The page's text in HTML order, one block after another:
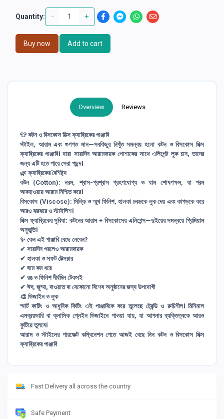
Quantity: - +
Buy now Add to cart
Overview Reviews
👕 কটন ও বিসকোস মিক্স ফ্যাব্রিকের পাঞ্জাবি
স্টাইল, আরাম এবং গুণগত মান—সবকিছুর নিখুঁত সমন্বয় হলো কটন ও বিসকোস মিক্স
ফ্যাব্রিকের পাঞ্জাবি। যারা সারাদিন আরামদায়ক পোশাকের সাথে এলিগেন্ট লুক চান, তাদের
জন্য এটি হতে পারে সেরা পছন্দ।
🌿 ফ্যাব্রিকের বৈশিষ্ট্য
কটন (Cotton): নরম, শ্বাস-প্রশ্বাস গ্রহণযোগ্য ও ঘাম শোষণক্ষম, যা গরম
আবহাওয়ায় আরাম নিশ্চিত করে।
বিসকোস (Viscose): সিল্কি ও স্মুথ ফিনিশ, হালকা চকচকে লুক দেয় এবং কাপড়কে করে
আরও ঝরঝরে ও স্টাইলিশ।
মিক্স ফ্যাব্রিকের সুবিধা: কটনের আরাম + বিসকোসের এলিগেন্স—দুইয়ের সমন্বয়ে প্রিমিয়াম
অনুভূতি।
✨ কেন এই পাঞ্জাবি বেছে নেবেন?
✔ সারাদিন পরলেও আরামদায়ক
✔ হালকা ও সফট টেক্সচার
✔ ঘাম কম ধরে
✔ রঙ ও ফিনিশ দীর্ঘদিন টেকসই
✔ ঈদ, জুম্মা, দাওয়াত বা যেকোনো বিশেষ অনুষ্ঠানের জন্য উপযোগী
🎨 ডিজাইন ও লুক
স্মার্ট কাটিং ও আধুনিক ফিটিং এই পাঞ্জাবিকে করে তুলেছে ট্রেন্ডি ও রুচিশীল। মিনিমাল
এমব্রয়ডারি বা ক্লাসিক প্লেইন ডিজাইনে পাওয়া যায়, যা আপনার ব্যক্তিত্বকে আরও
ফুটিয়ে তুলবে।
আরাম ও স্টাইলের পারফেক্ট কম্বিনেশন পেতে আজই বেছে নিন কটন ও বিসকোস মিক্স
ফ্যাব্রিকের পাঞ্জাবি
Fast Delivery all across the country
Safe Payment